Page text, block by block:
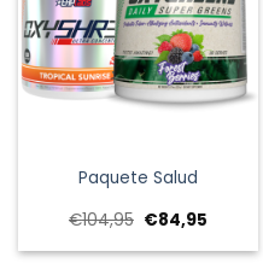
Paquete Salud
€104,95 El
precio
original
€84,95
actual